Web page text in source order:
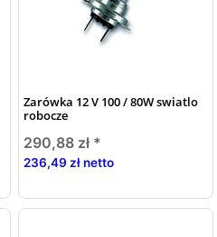
Zarówka 12 V 100 / 80W swiatlo
robocze
290,88 zł *
236,49 zł netto